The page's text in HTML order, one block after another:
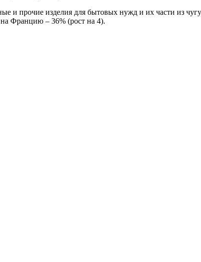
и прочие изделия для бытовых нужд и их части из
Францию – 36% (рост на 4).